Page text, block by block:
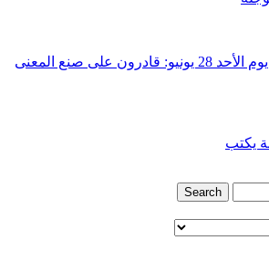
مسيرة الطبقة العاملة يوم الأحد 28 يونيو: قادرون على صنع المعنى
يكتب